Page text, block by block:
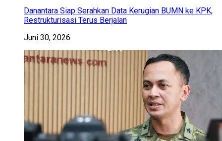
Danantara Siap Serahkan Data Kerugian BUMN ke KPK,
Restrukturisasi Terus Berjalan
Juni 30, 2026